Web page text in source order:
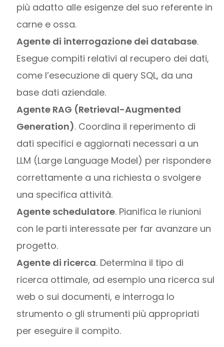
più adatto alle esigenze del suo referente in
carne e ossa.
Agente di interrogazione dei database.
Esegue compiti relativi al recupero dei dati,
come l’esecuzione di query SQL, da una
base dati aziendale.
Agente RAG (Retrieval-Augmented
Generation). Coordina il reperimento di
dati specifici e aggiornati necessari a un
LLM (Large Language Model) per rispondere
correttamente a una richiesta o svolgere
una specifica attività.
Agente schedulatore. Pianifica le riunioni
con le parti interessate per far avanzare un
progetto.
Agente di ricerca. Determina il tipo di
ricerca ottimale, ad esempio una ricerca sul
web o sui documenti, e interroga lo
strumento o gli strumenti più appropriati
per eseguire il compito.